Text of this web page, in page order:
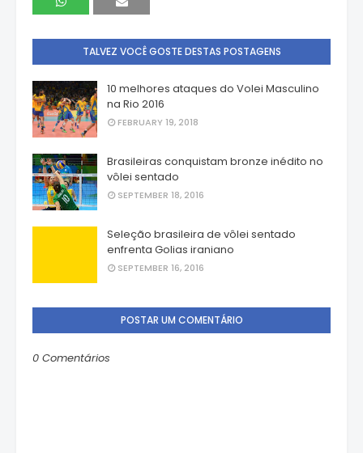
TALVEZ VOCÊ GOSTE DESTAS POSTAGENS
10 melhores ataques do Volei Masculino
na Rio 2016
FEBRUARY 19, 2018
Brasileiras conquistam bronze inédito no
vôlei sentado
SEPTEMBER 18, 2016
Seleção brasileira de vôlei sentado
enfrenta Golias iraniano
SEPTEMBER 16, 2016
POSTAR UM COMENTÁRIO
0 Comentários